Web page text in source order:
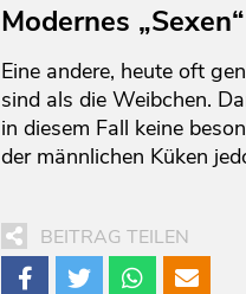
Modernes „Sexen“
Eine andere, heute oft
sind als die Weibchen.
in diesem Fall keine
der männlichen Küken
BEITRAG TEILEN